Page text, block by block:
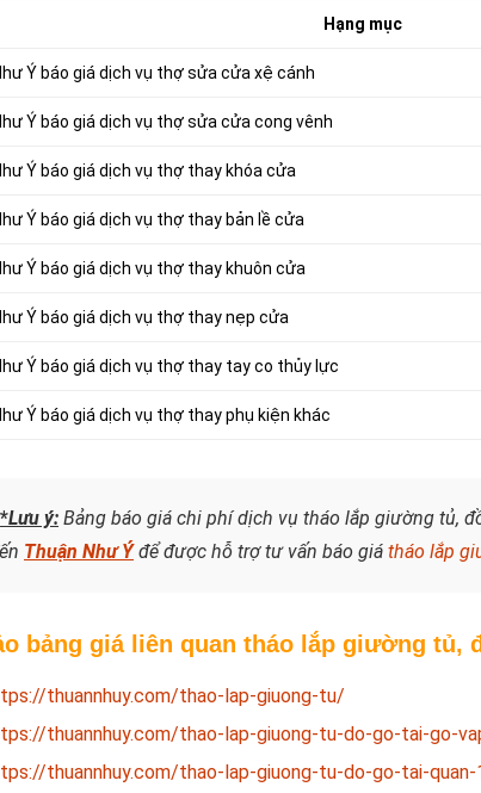
Hạng mục
Ý báo giá dịch vụ thợ sửa cửa xệ cánh
Ý báo giá dịch vụ thợ sửa cửa cong vênh
Ý báo giá dịch vụ thợ thay khóa cửa
Ý báo giá dịch vụ thợ thay bản lề cửa
Ý báo giá dịch vụ thợ thay khuôn cửa
Ý báo giá dịch vụ thợ thay nẹp cửa
Ý báo giá dịch vụ thợ thay tay co thủy lực
Ý báo giá dịch vụ thợ thay phụ kiện khác
*Lưu ý: Bảng báo giá chi phí dịch vụ tháo lắp giường tủ,
Thuận Như Ýđể được hỗ trợ tư vấn báo giá tháo lắp
bảng giá liên quan tháo lắp giường tủ,
thuannhuy.com/thao-lap-giuong-tu/
thuannhuy.com/thao-lap-giuong-tu-do-go-tai-go-
thuannhuy.com/thao-lap-giuong-tu-do-go-tai-